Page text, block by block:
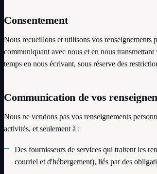
Consentement
Nous recueillons et utilisons vos renseignements
communiquant avec nous et en nous
temps en nous écrivant, sous réserve des
Communication de vos
Nous ne vendons pas vos renseignements
activités, et seulement à :
Des fournisseurs de services qui traitent les
courriel et d'hébergement), liés par des